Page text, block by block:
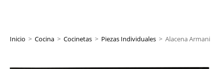
Inicio > Cocina > Cocinetas > Piezas Individuales > Alacena Armani